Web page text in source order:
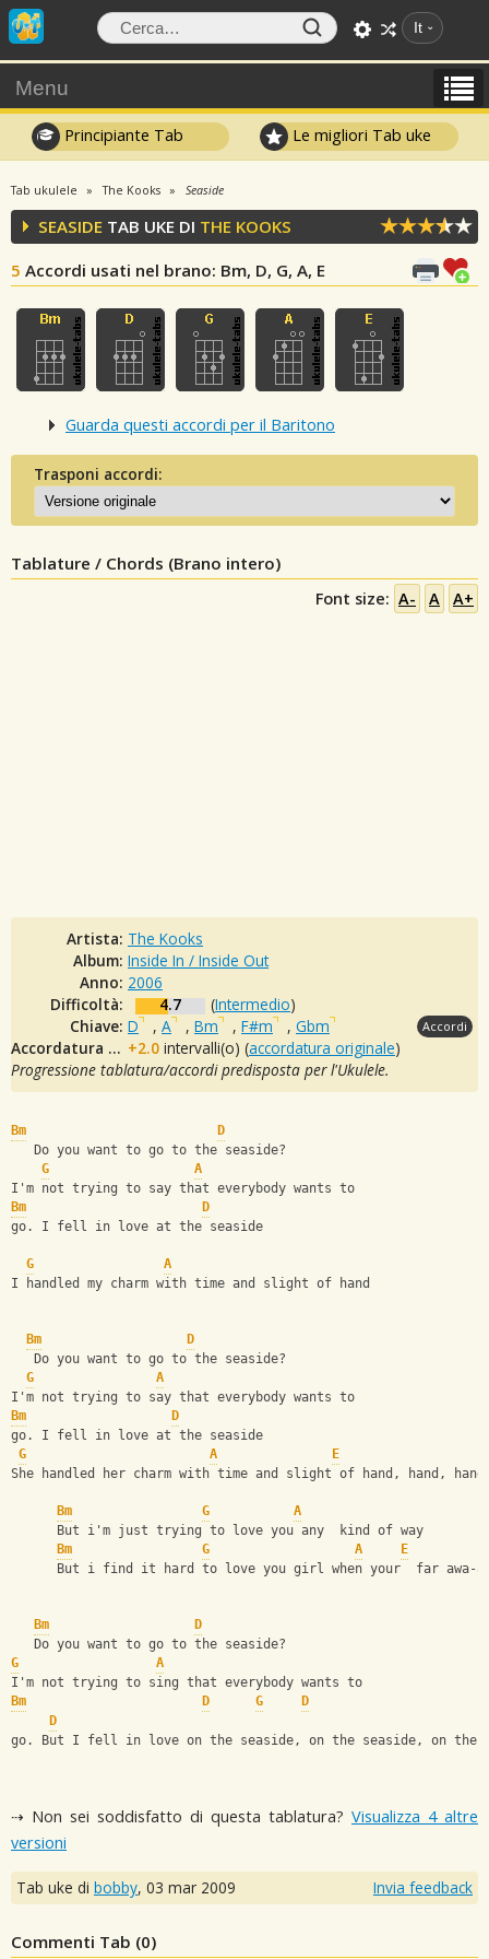
It
Menu
Principiante Tab Le migliori Tab uke
Tab ukulele The Kooks Seaside
SEASIDE TAB UKE DI THE KOOKS
5 Accordi usati nel brano: Bm, D, G, A, E
Guarda questi accordi per il Baritono
Trasponi accordi:
Tablature / Chords (Brano intero)
Font size: A- A A+
Artista: The Kooks
Album: Inside In / Inside Out
Anno: 2006
Difficoltà:
4.7 (Intermedio)
Chiave: D , A , Bm , F#m , Gbm Accordi
Accordatura originale: +2.0 intervalli(o) (accordatura originale)
Progressione tablatura/accordi predisposta per l'Ukulele.
Bm
D
   Do you want to go to the seaside?
G
A
I'm not trying to say that everybody wants to
Bm
D
go. I fell in love at the seaside
G
A
I handled my charm with time and slight of hand
Bm
D
   Do you want to go to the seaside?
G
A
I'm not trying to say that everybody wants to
Bm
D
go. I fell in love at the seaside
G
A
E
She handled her charm with time and slight of hand, hand,
Bm G
A
      But i'm just trying to love you any  kind of way
Bm
G A
E
But i find it hard to love you girl when your  far awa-
Bm
D
   Do you want to go to the seaside?
G
A
I'm not trying to sing that everybody wants to
Bm
D G
D
D
go. But I fell in love on the seaside, on the seaside, on the
⇢ Non sei soddisfatto di questa tablatura? Visualizza 4 altre
versioni
Tab uke di bobby, 03 mar 2009 Invia feedback
Commenti Tab (0)